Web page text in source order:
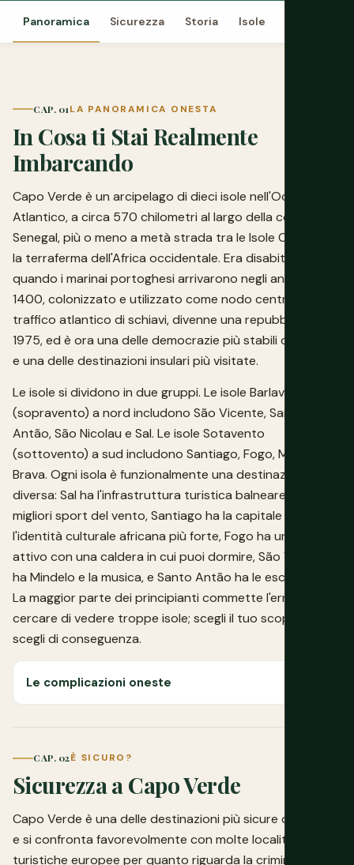
Panoramica Sicurezza Storia Isole
CAP. 01LA PANORAMICA ONESTA
In Cosa ti Stai Realmente
Imbarcando
Capo Verde è un arcipelago di dieci isole nell'Oceano
Atlantico, a circa 570 chilometri al largo della costa del
Senegal, più o meno a metà strada tra le Isole Canarie e
la terraferma dell'Africa occidentale. Era disabitato
quando i marinai portoghesi arrivarono negli anni '60 del
1400, colonizzato e utilizzato come nodo centrale nel
traffico atlantico di schiavi, divenne una repubblica nel
1975, ed è ora una delle democrazie più stabili dell'Africa
e una delle destinazioni insulari più visitate.
Le isole si dividono in due gruppi. Le isole Barlavento
(sopravento) a nord includono São Vicente, Santo
Antão, São Nicolau e Sal. Le isole Sotavento
(sottovento) a sud includono Santiago, Fogo, Maio e
Brava. Ogni isola è funzionalmente una destinazione
diversa: Sal ha l'infrastruttura turistica balneare e i
migliori sport del vento, Santiago ha la capitale Praia e
l'identità culturale africana più forte, Fogo ha un vulcano
attivo con una caldera in cui puoi dormire, São Vicente
ha Mindelo e la musica, e Santo Antão ha le escursioni.
La maggior parte dei principianti commette l'errore di
cercare di vedere troppe isole; scegli il tuo scopo e
scegli di conseguenza.
Le complicazioni oneste
CAP. 02È SICURO?
Sicurezza a Capo Verde
Capo Verde è una delle destinazioni più sicure dell'Africa
e si confronta favorevolmente con molte località
turistiche europee per quanto riguarda la criminalità